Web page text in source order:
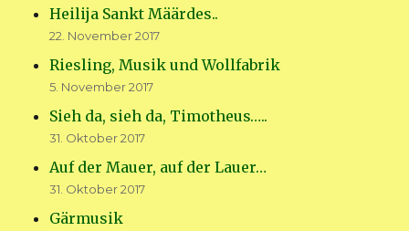
Heilija Sankt Määrdes..
22. November 2017
Riesling, Musik und Wollfabrik
5. November 2017
Sieh da, sieh da, Timotheus…..
31. Oktober 2017
Auf der Mauer, auf der Lauer…
31. Oktober 2017
Gärmusik